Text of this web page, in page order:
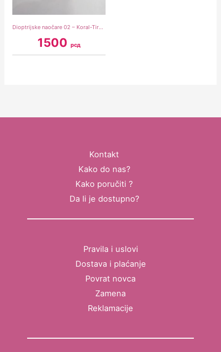
Dioptrijske naočare 02 – Koral-Tirkiz
1500рсд
Kontakt
Kako do nas?
Kako poručiti ?
Da li je dostupno?
Pravila i uslovi
Dostava i plaćanje
Povrat novca
Zamena
Reklamacije